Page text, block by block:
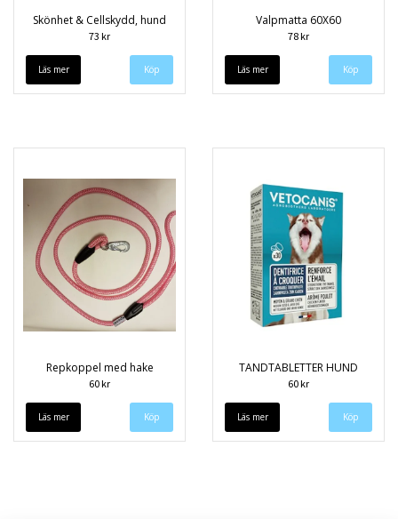
Skönhet & Cellskydd, hund
73 kr
Läs mer
Valpmatta 60X60
78 kr
Läs mer
Repkoppel med hake
60 kr
Läs mer Köp
TANDTABLETTER HUND
60 kr
Läs mer